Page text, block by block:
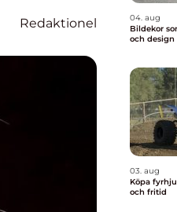
Redaktionel
04. aug
Bildekor
och design
03. aug
Köpa fyrhjuling smarta val
och fritid